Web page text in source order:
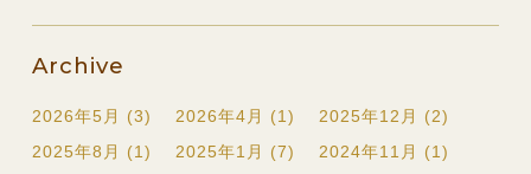
Archive
2026年5月 (3) 2026年4月 (1)
2025年12月 (2)
2025年8月 (1)
2025年1月 (7)
2024年11月 (1)